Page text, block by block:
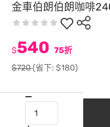
金車伯朗伯朗咖啡
$540 75折
$720(省下: $180)